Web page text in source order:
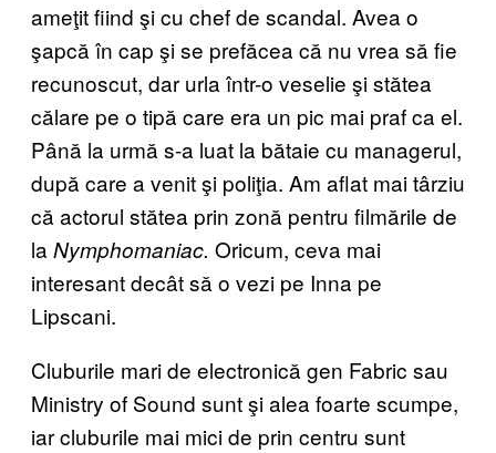
ameţit fiind şi cu chef de scandal. Avea o
şapcă în cap şi se prefăcea că nu vrea să fie
recunoscut, dar urla într-o veselie şi stătea
călare pe o tipă care era un pic mai praf ca el.
Până la urmă s-a luat la bătaie cu managerul,
după care a venit şi poliţia. Am aflat mai târziu
că actorul stătea prin zonă pentru filmările de
la Nymphomaniac. Oricum, ceva mai
interesant decât să o vezi pe Inna pe
Lipscani.
Cluburile mari de electronică gen Fabric sau
Ministry of Sound sunt şi alea foarte scumpe,
iar cluburile mai mici de prin centru sunt